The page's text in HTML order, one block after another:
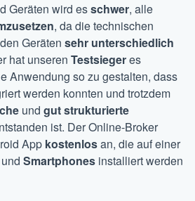
Geräten wird esschwer, alle
, da die technischen
Geräten sehr unterschiedlich
hat unseren Testsiegeres
Anwendung so zu gestalten, dass
werden konnten und trotzdem
und gut strukturierte
ist. Der Online-Broker
App kostenlosan, die auf einer
und Smartphones installiert werden